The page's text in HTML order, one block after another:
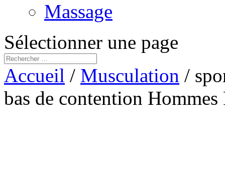
Massage
Sélectionner une page
Accueil / Musculation /
bas de contention Hommes